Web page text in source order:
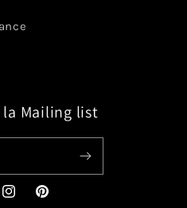
Mailing list
InstagramPinterest